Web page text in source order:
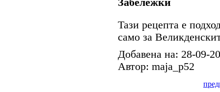
Забележки
Тази рецепта е
само за
Добавена на: 28-09-
Автор: maja_p52